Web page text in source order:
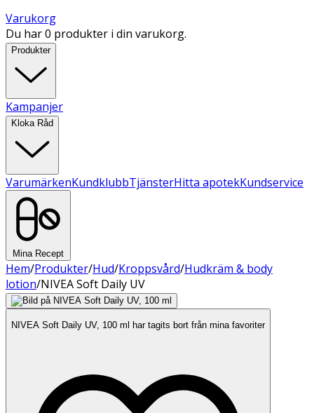
Varukorg
Du har 0 produkter i din varukorg.
Produkter
Kampanjer
Kloka Råd
VarumärkenKundklubbTjänsterHitta apotekKundservice
Mina Recept
Hem/Produkter/Hud/Kroppsvård/Hudkräm & body
lotion/NIVEA Soft Daily UV
NIVEA Soft Daily UV, 100 ml har tagits bort från mina favoriter